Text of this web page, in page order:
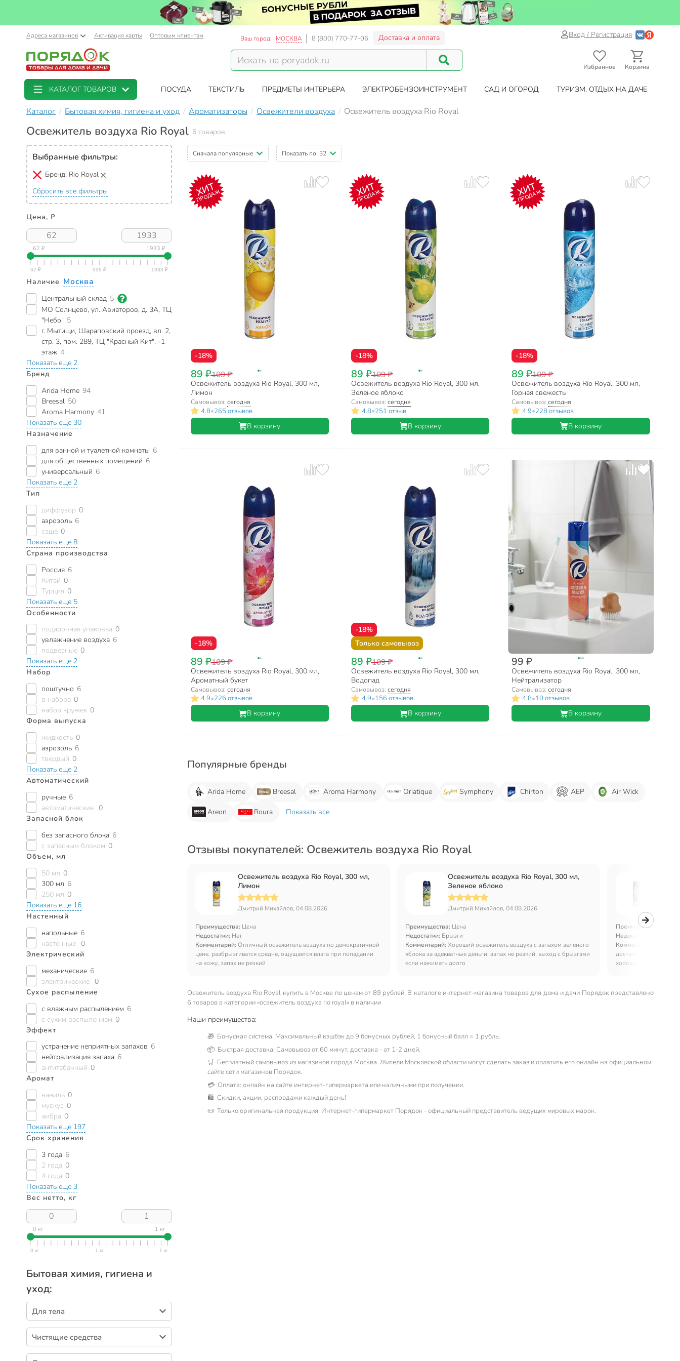
Адреса магазинов Активация карты Оптовым клиентам Ваш город: МОСКВА 8 (800) 770-77-06 Доставка и оплата Вход / Регистрация
Избранное Корзина
КАТАЛОГ ТОВАРОВ ПОСУДА ТЕКСТИЛЬ ПРЕДМЕТЫ ИНТЕРЬЕРА ЭЛЕКТРОБЕНЗОИНСТРУМЕНТ САД И ОГОРОД ТУРИЗМ. ОТДЫХ НА ДАЧЕ
Каталог Бытовая химия, гигиена и уход Ароматизаторы Освежители воздуха Освежитель воздуха Rio Royal
Освежитель воздуха Rio Royal 6 товаров
Выбранные фильтры:
Бренд: Rio Royal
Сбросить все фильтры
Цена, ₽
62 ₽ 1933 ₽
Наличие Москва
Центральный склад 5
МО Солнцево, ул. Авиаторов, д. 3А, ТЦ
"Небо" 5
г. Мытищи, Шараповский проезд, вл. 2,
стр. 3, пом. 289, ТЦ "Красный Кит", -1
этаж 4
Показать еще 2
Бренд
Arida Home 94
Breesal 50
Aroma Harmony 41
Показать еще 30
Назначение
для ванной и туалетной комнаты 6
для общественных помещений 6
универсальный 6
Показать еще 2
Тип
диффузор 0
аэрозоль 6
саше 0
Показать еще 8
Страна производства
Россия 6
Китай 0
Турция 0
Показать еще 5
Особенности
подарочная упаковка 0
увлажнение воздуха 6
подвесные 0
Показать еще 2
Набор
поштучно 6
в наборе 0
набор кружек 0
Форма выпуска
жидкость 0
аэрозоль 6
твердый 0
Показать еще 2
Автоматический
ручные 6
автоматические 0
Запасной блок
без запасного блока 6
с запасным блоком 0
Объем, мл
50 мл 0
300 мл 6
250 мл 0
Показать еще 16
Настенный
напольные 6
настенные 0
Электрический
механические 6
электрические 0
Сухое распыление
с влажным распылением 6
с сухим распылением 0
Эффект
устранение неприятных запахов 6
нейтрализация запаха 6
антитабачный 0
Аромат
ваниль 0
мускус 0
амбра 0
Показать еще 197
Срок хранения
3 года 6
2 года 0
4 года 0
Показать еще 3
Вес нетто, кг
0 кг 1 кг
Бытовая химия, гигиена и
уход:
Для тела
Дезодоранты (171)
Гели для душа (111)
Мыло жидкое (75)
Чистящие средства
Универсальные чистящие средства (71)
Сначала популярные Показать по: 32
ХИТ
ПРОДАЖ
-18%
89 ₽109 ₽
Освежитель воздуха Rio Royal, 300 мл,
Лимон
Самовывоз: сегодня
4.8•265 отзывов
В корзину
ХИТ
ПРОДАЖ
-18%
89 ₽109 ₽
Освежитель воздуха Rio Royal, 300 мл,
Зеленое яблоко
Самовывоз: сегодня
4.8•251 отзыв
В корзину
ХИТ
ПРОДАЖ
-18%
89 ₽109 ₽
Освежитель воздуха Rio Royal, 300 мл,
Горная свежесть
Самовывоз:сегодня
4.9•228 отзывов
В корзину
-18%
89 ₽109 ₽
Освежитель воздуха Rio Royal, 300 мл,
Ароматный букет
Самовывоз: сегодня
4.9•226 отзывов
В корзину
-18%
Только самовывоз
89 ₽109 ₽
Освежитель воздуха Rio Royal, 300 мл,
Водопад
Самовывоз: сегодня
4.9•156 отзывов
В корзину
99 ₽
Освежитель воздуха Rio Royal, 300 мл,
Нейтрализатор
Самовывоз:сегодня
4.8•10 отзывов
В корзину
Популярные бренды
Arida Home Breesal Aroma Harmony Oriatique Symphony Chirton АЕР Air Wick
Areon Roura Показать все
Отзывы покупателей: Освежитель воздуха Rio Royal
Освежитель воздуха Rio Royal, 300 мл,
Лимон
Дмитрий Михайлов, 04.08.2026
Преимущества: Цена
Недостатки: Нет
Комментарий:Отличный освежитель воздуха по демократичной
цене, разбрызгиватся средне, ощущается влага при попадании
на кожу, запах не резкий
Освежитель воздуха Rio Royal, 300 мл,
Зеленое яблоко
Дмитрий Михайлов, 04.08.2026
Преимущества: Цена
Недостатки: Брызги
Комментарий:Хороший освежитель воздуха с запахом зеленого
яблока за адекватные деньги, запах не резкий, выход с брызгами
если нажимать долго
Преимущества:
Недостатки:
Комментарий:
достаточно большой,
хорошо.
Освежитель воздуха Rio Royal купить в Москве по ценам от 89 рублей. В каталоге интернет-магазина товаров для дома и дачи Порядок представлено
6 товаров в категории «освежитель воздуха rio royal» в наличии
Наши преимущества:
🎁 Бонусная система. Максимальный кэшбэк до 9 бонусных рублей, 1 бонусный балл = 1 рубль.
📦 Быстрая доставка. Самовывоз от 60 минут, доставка - от 1-2 дней.
🛒 Бесплатный самовывоз из магазинов города Москва. Жители Московской области могут сделать заказ и оплатить его онлайн на официальном
сайте сети магазинов Порядок.
💳 Оплата: онлайн на сайте интернет-гипермаркета или наличными при получении.
🛍 Скидки, акции, распродажи каждый день!
📜 Только оригинальная продукция. Интернет-гипермаркет Порядок - официальный представитель ведущих мировых марок.